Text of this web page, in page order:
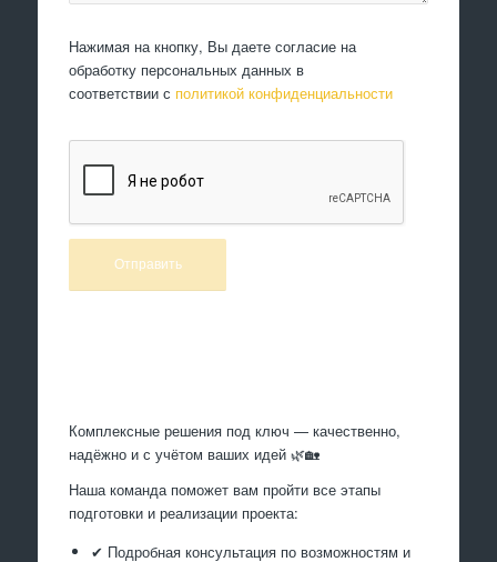
Нажимая на кнопку, Вы даете согласие на
обработку персональных данных в
соответствии с политикой конфиденциальности
Комплексные решения под ключ — качественно,
надёжно и с учётом ваших идей 🌿🏡
Наша команда поможет вам пройти все этапы
подготовки и реализации проекта:
✔ Подробная консультация по возможностям и